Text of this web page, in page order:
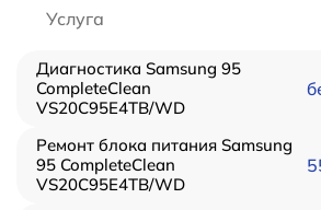
Услуга
Диагностика Samsung 95
CompleteClean
VS20C95E4TB/WD
Ремонт блока питания Samsung
95 CompleteClean
VS20C95E4TB/WD